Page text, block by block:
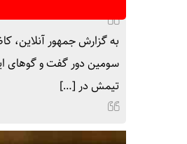
سومین دور گفت و گوهای
تیمش در […]